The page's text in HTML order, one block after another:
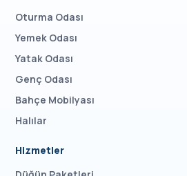
Oturma Odası
Yemek Odası
Yatak Odası
Genç Odası
Bahçe Mobilyası
Halılar
Hizmetler